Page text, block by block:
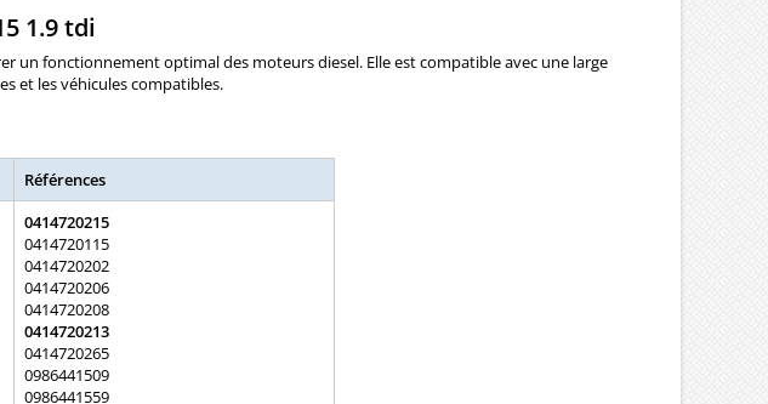
1.9 tdi
un fonctionnement optimal des moteurs diesel. Elle est compatible avec une large
et les véhicules compatibles.
Références
0414720215
0414720115
0414720202
0414720206
0414720208
0414720213
0414720265
0986441509
0986441559